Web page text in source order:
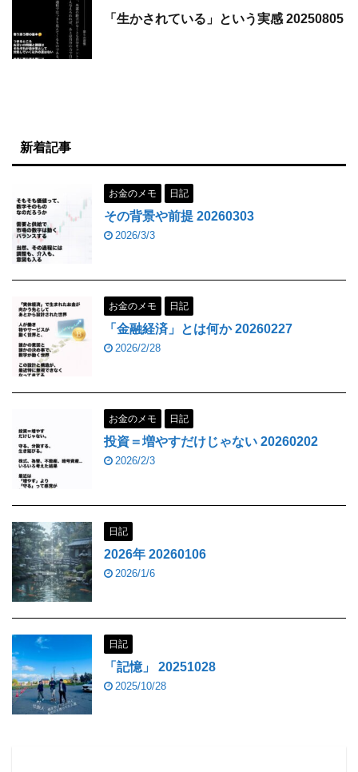
「生かされている」という実感 20250805
新着記事
お金のメモ 日記
その背景や前提 20260303
2026/3/3
お金のメモ 日記
「金融経済」とは何か 20260227
2026/2/28
お金のメモ 日記
投資＝増やすだけじゃない 20260202
2026/2/3
日記
2026年 20260106
2026/1/6
日記
「記憶」 20251028
2025/10/28